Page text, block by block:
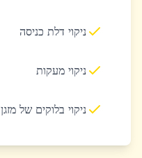
ניקוי דלת כניסה
ניקוי מעקות
ניקוי בלוקים של מזגן